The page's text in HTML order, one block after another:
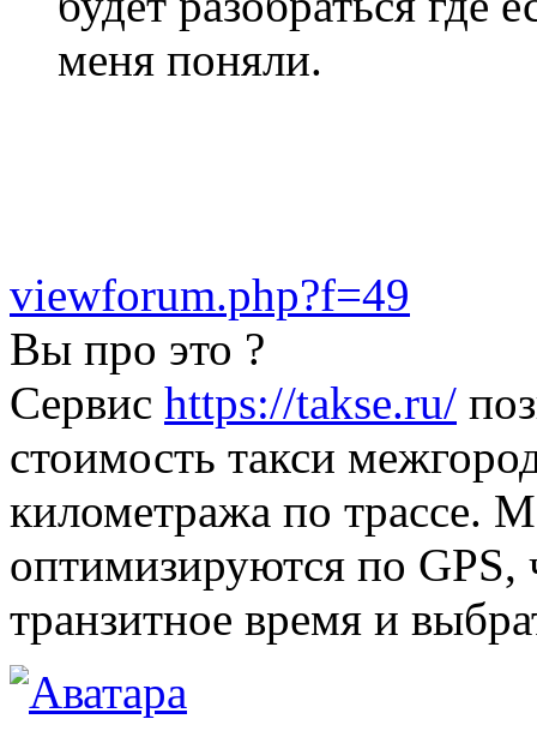
меня поняли.
viewforum.php?f=49
Вы про это ?
Сервис https://takse.ru/
стоимость такси
километража по трассе.
оптимизируются по GPS,
транзитное время и